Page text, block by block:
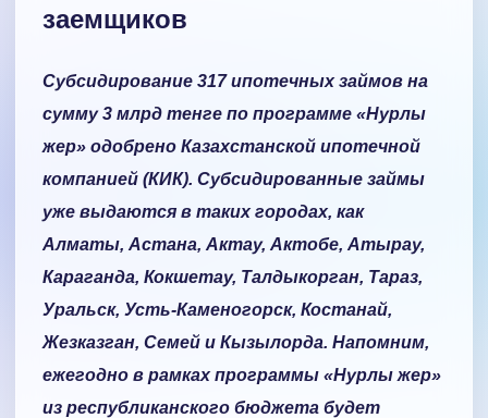
заемщиков
Субсидирование 317 ипотечных займов на
сумму 3 млрд тенге по программе «Нурлы
жер» одобрено Казахстанской ипотечной
компанией (КИК). Субсидированные займы
уже выдаются в таких городах, как
Алматы, Астана, Актау, Актобе, Атырау,
Караганда, Кокшетау, Талдыкорган, Тараз,
Уральск, Усть-Каменогорск, Костанай,
Жезказган, Семей и Кызылорда. Напомним,
ежегодно в рамках программы «Нурлы жер»
из республиканского бюджета будет